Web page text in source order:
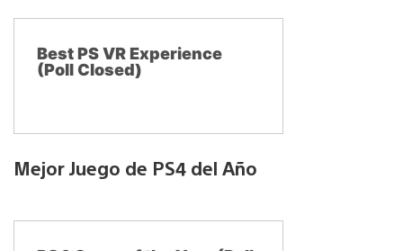
Best PS VR Experience
(Poll Closed)
Mejor Juego de PS4 del Año